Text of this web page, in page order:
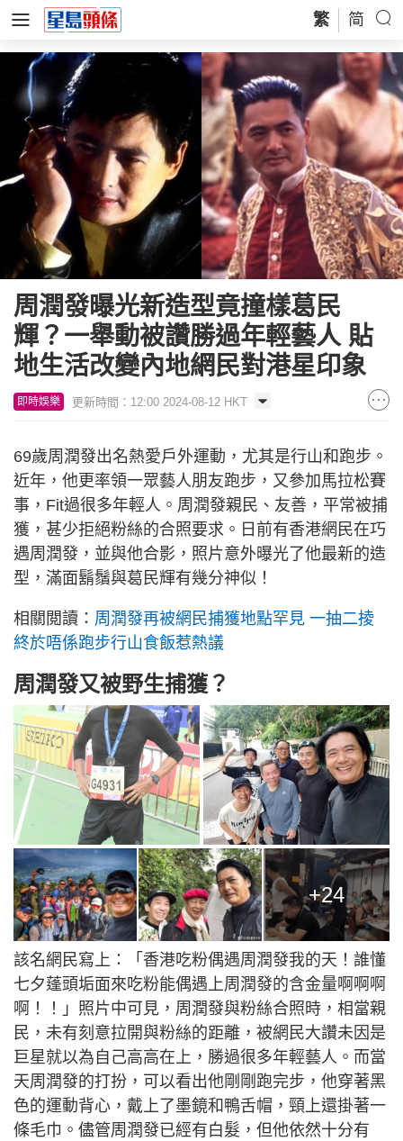
繁 简
周潤發曝光新造型竟撞樣葛民
輝？一舉動被讚勝過年輕藝人 貼
地生活改變內地網民對港星印象
即時娛樂 更新時間：12:00 2024-08-12 HKT
69歲周潤發出名熱愛戶外運動，尤其是行山和跑步。
近年，他更率領一眾藝人朋友跑步，又參加馬拉松賽
事，Fit過很多年輕人。周潤發親民、友善，平常被捕
獲，甚少拒絕粉絲的合照要求。日前有香港網民在巧
遇周潤發，並與他合影，照片意外曝光了他最新的造
型，滿面鬍鬚與葛民輝有幾分神似！
相關閲讀： 周潤發再被網民捕獲地點罕見 一抽二掕
終於唔係跑步行山食飯惹熱議
周潤發又被野生捕獲？
+24
該名網民寫上：「香港吃粉偶遇周潤發我的天！誰懂
七夕蓬頭垢面來吃粉能偶遇上周潤發的含金量啊啊啊
啊！！」照片中可見，周潤發與粉絲合照時，相當親
民，未有刻意拉開與粉絲的距離，被網民大讚未因是
巨星就以為自己高高在上，勝過很多年輕藝人。而當
天周潤發的打扮，可以看出他剛剛跑完步，他穿著黑
色的運動背心，戴上了墨鏡和鴨舌帽，頸上還掛著一
條毛巾。儘管周潤發已經有白髮，但他依然十分有